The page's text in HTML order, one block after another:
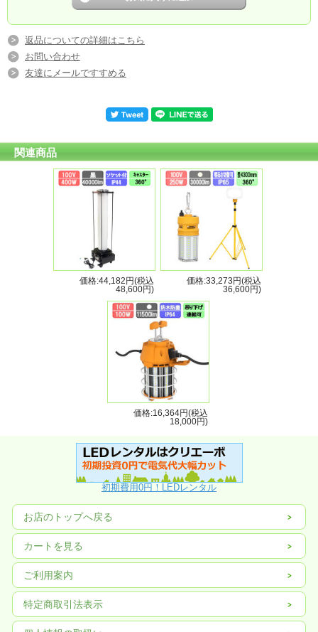
返品についての詳細はこちら
お問い合わせ
友達にメールですすめる
関連商品
価格:44,182円(税込
48,600円)
価格:33,273円(税込
36,600円)
価格:16,364円(税込
18,000円)
初期費用0円！LEDレンタル
お店のトップへ戻る
カートを見る
ご利用案内
特定商取引法表示